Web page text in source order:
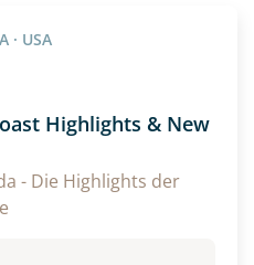
· USA
Highlights & New
- Die Highlights der